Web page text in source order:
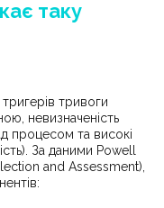
таку
тривоги
невизначеність
процесом та високі
За даними Powell
and Assessment),